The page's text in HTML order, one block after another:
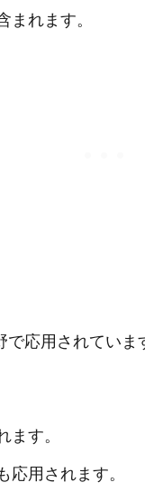
まれます。
応用されてい
ます。
応用されます。